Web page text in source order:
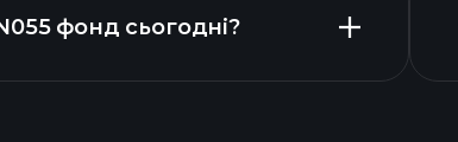
фонд сьогодні?